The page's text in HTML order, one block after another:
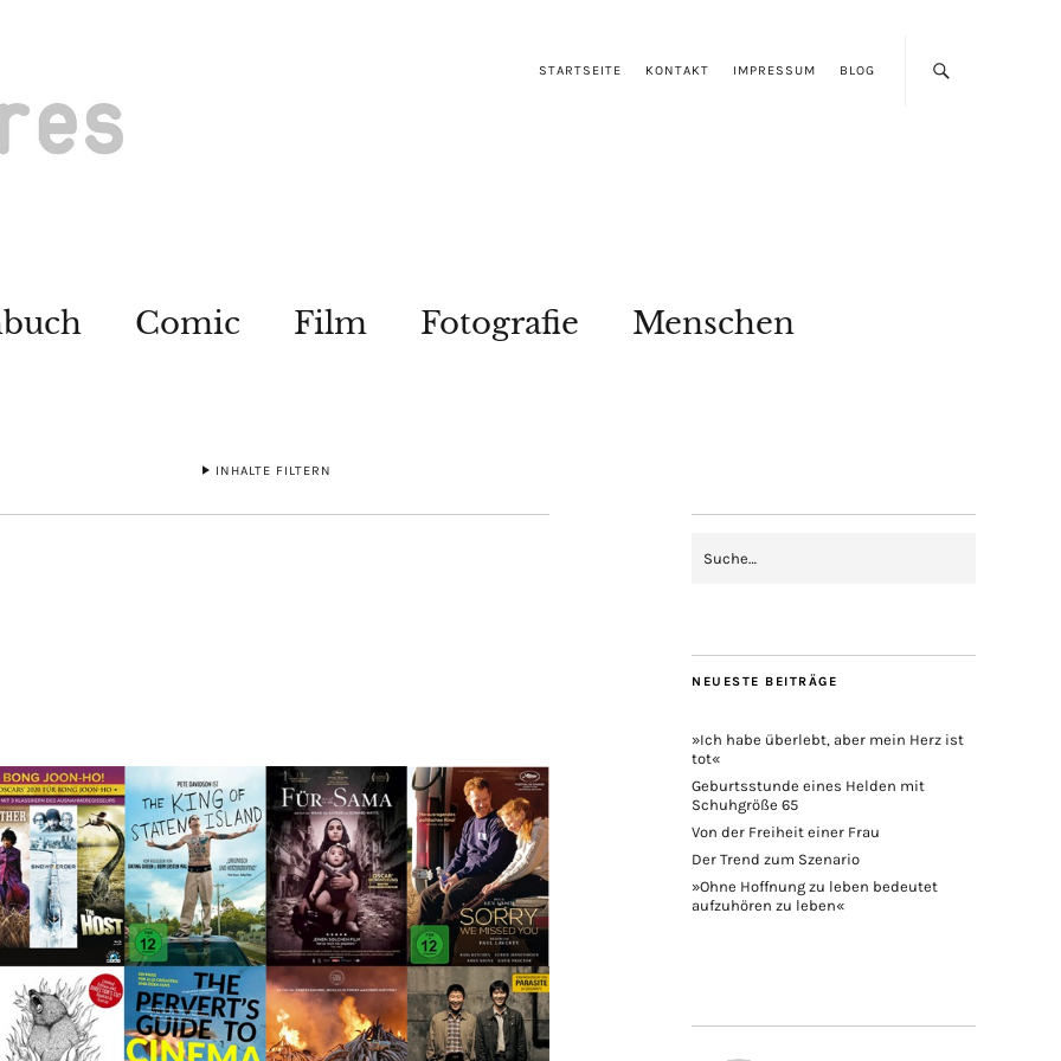
STARTSEITE KONTAKT IMPRESSUM BLOG
Comic Film Fotografie Menschen
INHALTE FILTERN
NEUESTE BEITRÄGE
»Ich habe überlebt, aber mein Herz ist
tot«
Geburtsstunde eines Helden mit
Schuhgröße 65
Von der Freiheit einer Frau
Der Trend zum Szenario
»Ohne Hoffnung zu leben bedeutet
aufzuhören zu leben«